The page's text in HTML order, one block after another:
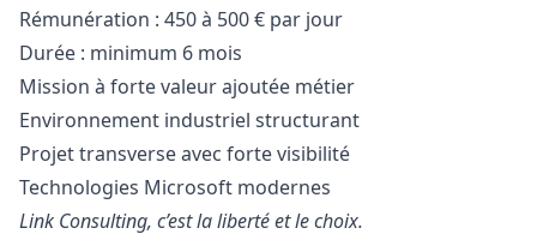
Rémunération : 450 à 500 € par jour
Durée : minimum 6 mois
Mission à forte valeur ajoutée métier
Environnement industriel structurant
Projet transverse avec forte visibilité
Technologies Microsoft modernes
Link Consulting, c’est la liberté et le choix.